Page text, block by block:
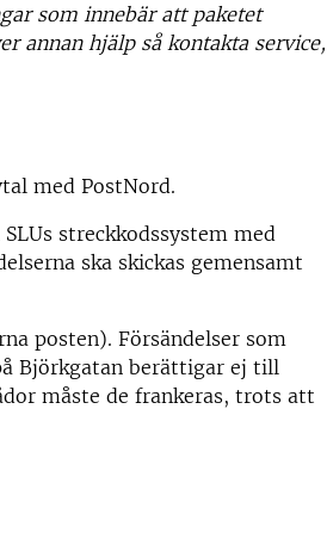
som innebär att paketet
annan hjälp så kontakta service,
med PostNord.
streckkodssystem med
ska skickas gemensamt
posten). Försändelser som
Björkgatan berättigar ej till
måste de frankeras, trots att